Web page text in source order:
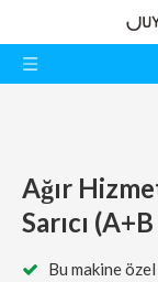
Ağır
Sarıcı

Bu makine